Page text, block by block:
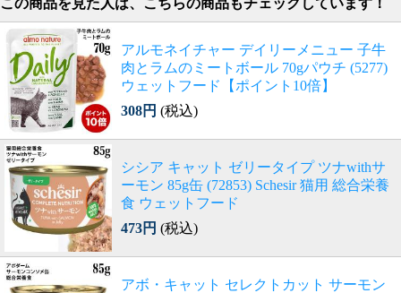
アルモネイチャー デイリーメニュー 子牛
肉とラムのミートボール 70gパウチ (5277)
ウェットフード【ポイント10倍】
308円 (税込)
シシア キャット ゼリータイプ ツナwithサ
ーモン 85g缶 (72853) Schesir 猫用 総合栄養
食 ウェットフード
473円 (税込)
アボ・キャット セレクトカット サーモン